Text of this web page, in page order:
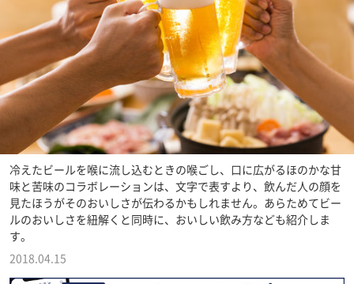
冷えたビールを喉に流し込むときの喉ごし、口に広がるほのかな甘
味と苦味のコラボレーションは、文字で表すより、飲んだ人の顔を
見たほうがそのおいしさが伝わるかもしれません。あらためてビー
ルのおいしさを紐解くと同時に、おいしい飲み方なども紹介しま
す。
2018.04.15